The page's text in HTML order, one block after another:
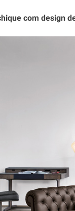
com design